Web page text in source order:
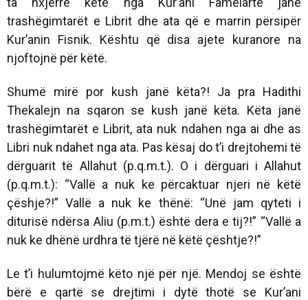
trashëgimtarët e Librit dhe ata që e marrin përsipër
Kur’anin Fisnik. Kështu që disa ajete kuranore na
njoftojnë për këtë.
Shumë mirë por kush janë këta?! Ja pra Hadithi
Thekalejn na sqaron se kush janë këta. Këta janë
trashëgimtarët e Librit, ata nuk ndahen nga ai dhe as
Libri nuk ndahet nga ata. Pas kësaj do t’i drejtohemi të
dërguarit të Allahut (p.q.m.t.). O i dërguari i Allahut
(p.q.m.t.): “Vallë a nuk ke përcaktuar njeri në këtë
çëshje?!” Vallë a nuk ke thënë: “Unë jam qyteti i
diturisë ndërsa Aliu (p.m.t.) është dera e tij?!” “Vallë a
nuk ke dhënë urdhra të tjërë në këtë çështje?!”
Le t’i hulumtojmë këto një për një. Mendoj se është
bërë e qartë se drejtimi i dytë thotë se Kur’ani